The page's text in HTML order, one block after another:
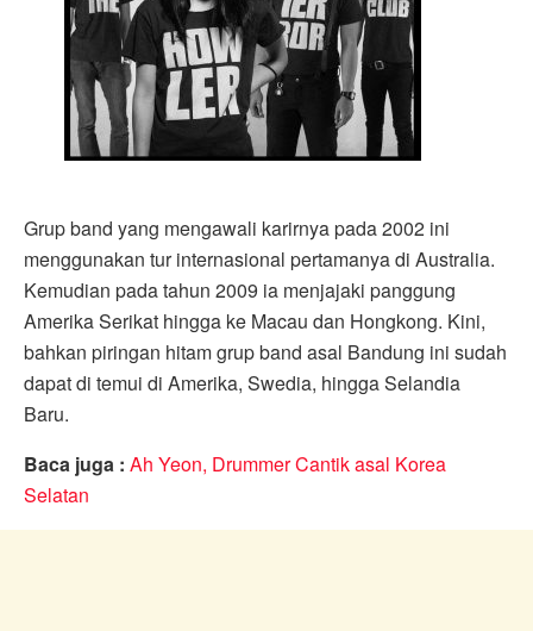
Grup band yang mengawali karirnya pada 2002 ini
menggunakan tur internasional pertamanya di Australia.
Kemudian pada tahun 2009 ia menjajaki panggung
Amerika Serikat hingga ke Macau dan Hongkong. Kini,
bahkan piringan hitam grup band asal Bandung ini sudah
dapat di temui di Amerika, Swedia, hingga Selandia
Baru.
Baca juga : Ah Yeon, Drummer Cantik asal Korea
Selatan